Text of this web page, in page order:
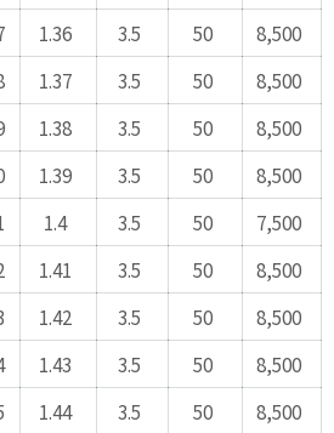
1.36 3.5 50
8,500
1.37 3.5 50
8,500
1.38 3.5 50
8,500
1.39 3.5 50
8,500
1.4 3.5 50
7,500
1.41 3.5 50
8,500
1.42 3.5 50
8,500
1.43 3.5 50
8,500
1.44 3.5 50
8,500